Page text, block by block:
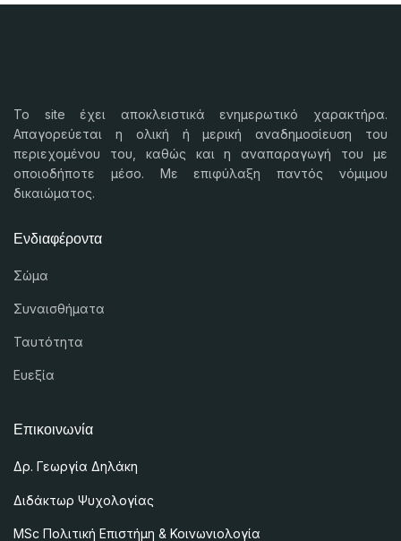
Το site έχει αποκλειστικά ενημερωτικό χαρακτήρα.
Απαγορεύεται η ολική ή μερική αναδημοσίευση του
περιεχομένου του, καθώς και η αναπαραγωγή του με
οποιοδήποτε μέσο. Με επιφύλαξη παντός νόμιμου
δικαιώματος.
Ενδιαφέροντα
Σώμα
Συναισθήματα
Ταυτότητα
Ευεξία
Επικοινωνία
Δρ. Γεωργία Δηλάκη
Διδάκτωρ Ψυχολογίας
MSc Πολιτική Επιστήμη & Κοινωνιολογία